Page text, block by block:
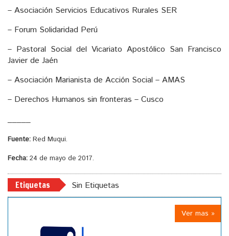
– Asociación Servicios Educativos Rurales SER
– Forum Solidaridad Perú
– Pastoral Social del Vicariato Apostólico San Francisco
Javier de Jaén
– Asociación Marianista de Acción Social – AMAS
– Derechos Humanos sin fronteras – Cusco
Fuente: Red Muqui.
Fecha: 24 de mayo de 2017.
Etiquetas Sin Etiquetas
Ver mas »